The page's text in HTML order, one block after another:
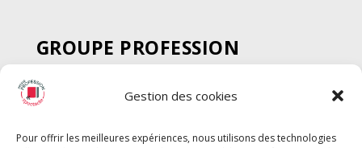
Gestion des cookies
Pour offrir les meilleures expériences, nous utilisons des technologies
GROUPE PROFESSION
SPECTACLE
Chèque Intermittents